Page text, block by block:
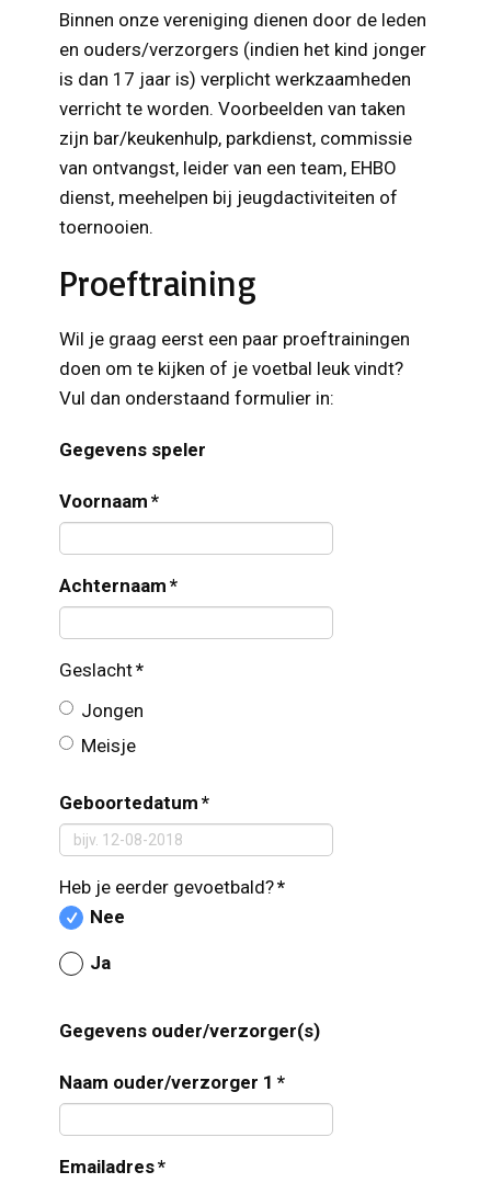
Binnen onze vereniging dienen door de leden
en ouders/verzorgers (indien het kind jonger
is dan 17 jaar is) verplicht werkzaamheden
verricht te worden. Voorbeelden van taken
zijn bar/keukenhulp, parkdienst, commissie
van ontvangst, leider van een team, EHBO
dienst, meehelpen bij jeugdactiviteiten of
toernooien.
Proeftraining
Wil je graag eerst een paar proeftrainingen
doen om te kijken of je voetbal leuk vindt?
Vul dan onderstaand formulier in:
Gegevens speler
Voornaam *
Achternaam *
Geslacht*
Jongen
Meisje
Geboortedatum *
Heb je eerder gevoetbald?*
Nee
Ja
Gegevens ouder/verzorger(s)
Naam ouder/verzorger 1 *
Emailadres*